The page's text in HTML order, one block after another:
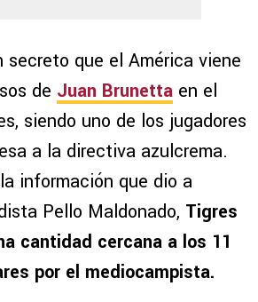
secreto que el América viene
de Juan Brunetta en el
siendo uno de los jugadores
a la directiva azulcrema.
información que dio a
Pello Maldonado, Tigres
cantidad cercana a los 11
por el mediocampista.